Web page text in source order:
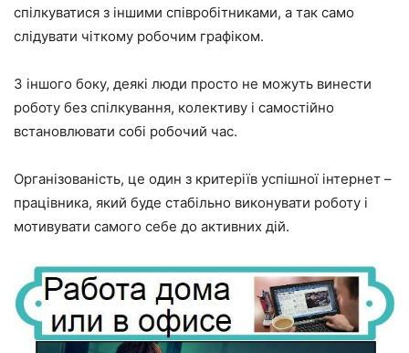
спілкуватися з іншими співробітниками, а так само
слідувати чіткому робочим графіком.
З іншого боку, деякі люди просто не можуть винести
роботу без спілкування, колективу і самостійно
встановлювати собі робочий час.
Організованість, це один з критеріїв успішної інтернет –
працівника, який буде стабільно виконувати роботу і
мотивувати самого себе до активних дій.